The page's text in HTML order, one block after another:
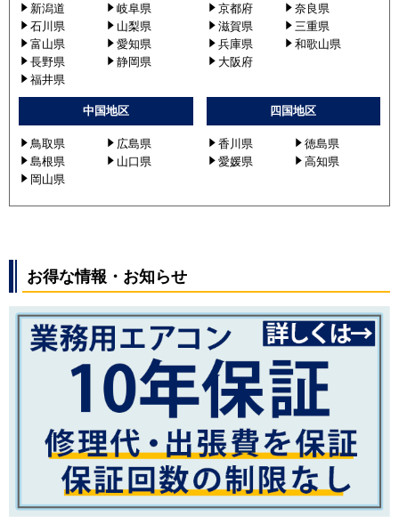
新潟道
岐阜県
石川県
山梨県
富山県
愛知県
長野県
静岡県
福井県
京都府
奈良県
滋賀県
三重県
兵庫県
和歌山県
大阪府
中国地区
鳥取県
広島県
島根県
山口県
岡山県
四国地区
香川県
徳島県
愛媛県
高知県
お得な情報・お知らせ